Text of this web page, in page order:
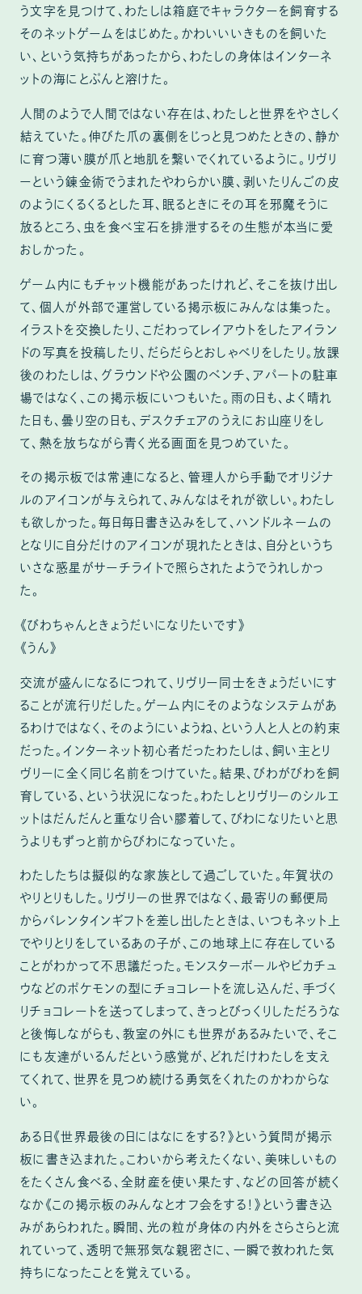
う文字を見つけて、わたしは箱庭でキャラクターを飼育する
そのネットゲームをはじめた。かわいいいきものを飼いた
い、という気持ちがあったから、わたしの身体はインターネ
ットの海にとぷんと溶けた。
人間のようで人間ではない存在は、わたしと世界をやさしく
結えていた。伸びた爪の裏側をじっと見つめたときの、静か
に育つ薄い膜が爪と地肌を繋いでくれているように。リヴリ
ーという錬金術でうまれたやわらかい膜、剥いたりんごの皮
のようにくるくるとした耳、眠るときにその耳を邪魔そうに
放るところ、虫を食べ宝石を排泄するその生態が本当に愛
おしかった。
ゲーム内にもチャット機能があったけれど、そこを抜け出し
て、個人が外部で運営している掲示板にみんなは集った。
イラストを交換したり、こだわってレイアウトをしたアイラン
ドの写真を投稿したり、だらだらとおしゃべりをしたり。放課
後のわたしは、グラウンドや公園のベンチ、アパートの駐車
場ではなく、この掲示板にいつもいた。雨の日も、よく晴れ
た日も、曇り空の日も、デスクチェアのうえにお山座りをし
て、熱を放ちながら青く光る画面を見つめていた。
その掲示板では常連になると、管理人から手動でオリジナ
ルのアイコンが与えられて、みんなはそれが欲しい。わたし
も欲しかった。毎日毎日書き込みをして、ハンドルネームの
となりに自分だけのアイコンが現れたときは、自分というち
いさな惑星がサーチライトで照らされたようでうれしかっ
た。
《びわちゃんときょうだいになりたいです》
《うん》
交流が盛んになるにつれて、リヴリー同士をきょうだいにす
ることが流行りだした。ゲーム内にそのようなシステムがあ
るわけではなく、そのようにいようね、という人と人との約束
だった。インターネット初心者だったわたしは、飼い主とリ
ヴリーに全く同じ名前をつけていた。結果、びわがびわを飼
育している、という状況になった。わたしとリヴリーのシルエ
ットはだんだんと重なり合い膠着して、びわになりたいと思
うよりもずっと前からびわになっていた。
わたしたちは擬似的な家族として過ごしていた。年賀状の
やりとりもした。リヴリーの世界ではなく、最寄りの郵便局
からバレンタインギフトを差し出したときは、いつもネット上
でやりとりをしているあの子が、この地球上に存在している
ことがわかって不思議だった。モンスターボールやピカチュ
ウなどのポケモンの型にチョコレートを流し込んだ、手づく
りチョコレートを送ってしまって、きっとびっくりしただろうな
と後悔しながらも、教室の外にも世界があるみたいで、そこ
にも友達がいるんだという感覚が、どれだけわたしを支え
てくれて、世界を見つめ続ける勇気をくれたのかわからな
い。
ある日《世界最後の日にはなにをする？》という質問が掲示
板に書き込まれた。こわいから考えたくない、美味しいもの
をたくさん食べる、全財産を使い果たす、などの回答が続く
なか《この掲示板のみんなとオフ会をする！》という書き込
みがあらわれた。瞬間、光の粒が身体の内外をさらさらと流
れていって、透明で無邪気な親密さに、一瞬で救われた気
持ちになったことを覚えている。